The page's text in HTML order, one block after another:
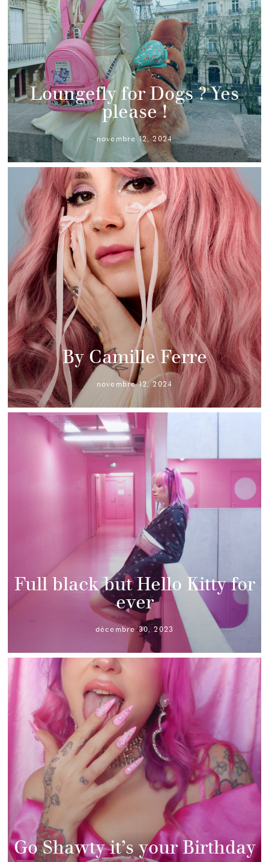
Loungefly for Dogs ? Yes
please !
novembre 12, 2024
By Camille Ferre
novembre 12, 2024
Full black but Hello Kitty for
ever
décembre 30, 2023
Go Shawty it’s your Birthday